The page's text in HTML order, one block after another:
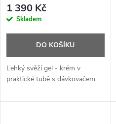
1 390 Kč
Skladem
DO KOŠÍKU
Lehký svěží gel - krém v
praktické tubě s dávkovačem.